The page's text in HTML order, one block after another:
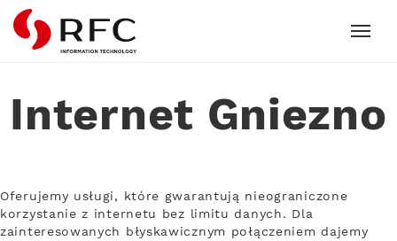
RFC
Internet Gniezno
Oferujemy usługi, które gwarantują nieograniczone
korzystanie z internetu bez limitu danych. Dla
zainteresowanych błyskawicznym połączeniem dajemy